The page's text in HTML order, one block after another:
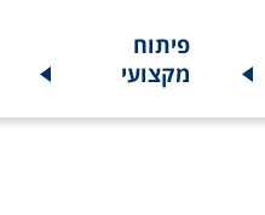
פיתוח
מקצועי